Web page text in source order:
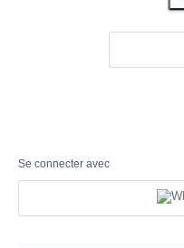
Se connecter avec